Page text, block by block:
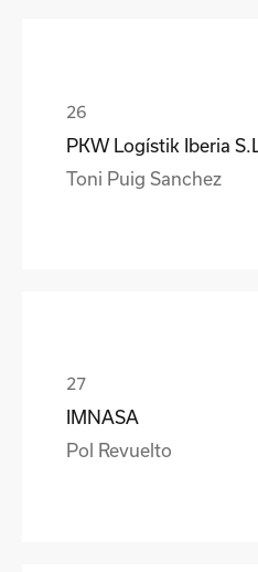
PKW Logístik Iberia S.L.
Toni Puig Sanchez
IMNASA
Pol Revuelto